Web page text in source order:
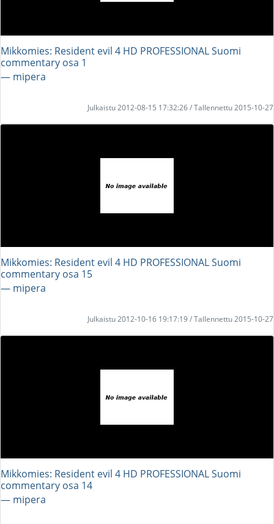
Mikkomies: Resident evil 4 HD PROFESSIONAL Suomi
commentary osa 1
― mipera
Julkaistu 2012-08-15 17:32:26 / Tallennettu 2015-10-27
Mikkomies: Resident evil 4 HD PROFESSIONAL Suomi
commentary osa 15
― mipera
Julkaistu 2012-10-16 19:17:19 / Tallennettu 2015-10-27
Mikkomies: Resident evil 4 HD PROFESSIONAL Suomi
commentary osa 14
― mipera